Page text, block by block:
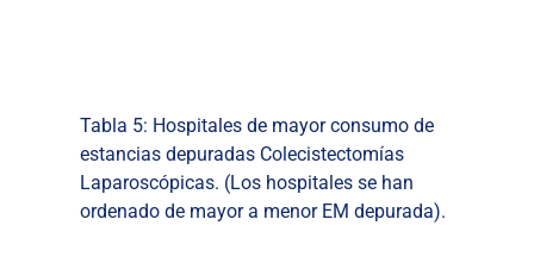
Tabla 5: Hospitales de mayor consumo de
estancias depuradas Colecistectomías
Laparoscópicas. (Los hospitales se han
ordenado de mayor a menor EM depurada).